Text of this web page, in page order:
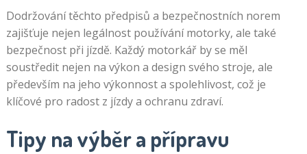
Dodržování těchto předpisů a bezpečnostních norem
zajišťuje nejen legálnost používání motorky, ale také
bezpečnost při jízdě. Každý motorkář by se měl
soustředit nejen na výkon a design svého stroje, ale
především na jeho výkonnost a spolehlivost, což je
klíčové pro radost z jízdy a ochranu zdraví.
Tipy na výběr a přípravu